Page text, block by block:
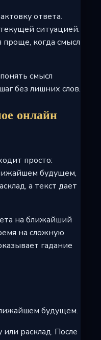
ответа.
ситуацией.
проще, когда смысл
смысл
без лишних слов.
онлайн
просто:
будущем,
а текст дает
на ближайший
на сложную
гадание
будущем.
расклад. После